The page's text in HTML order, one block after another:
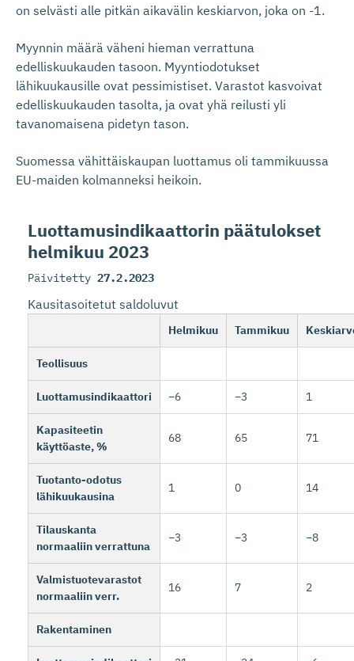
on selvästi alle pitkän aikavälin keskiarvon, joka on -1.
Myynnin määrä väheni hieman verrattuna
edelliskuukauden tasoon. Myyntiodotukset
lähikuukausille ovat pessimistiset. Varastot kasvoivat
edelliskuukauden tasolta, ja ovat yhä reilusti yli
tavanomaisena pidetyn tason.
Suomessa vähittäiskaupan luottamus oli tammikuussa
EU-maiden kolmanneksi heikoin.
Luottamusin­di­kaattorin päätulokset
helmikuu 2023
Päivitetty 27.2.2023
Kausitasoitetut saldoluvut
Helmikuu Tammikuu
Teollisuus
Luottamusindikaattori −6 −3 1
Kapasiteetin
käyttöaste, %
68 65 71
Tuotanto-odotus
lähikuukausina
1 0 14
Tilauskanta
normaaliin verrattuna
−3 −3 −8
Valmistuotevarastot
normaaliin verr.
16 7 2
Rakentaminen